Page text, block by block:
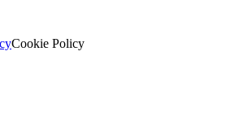
Cookie Policy